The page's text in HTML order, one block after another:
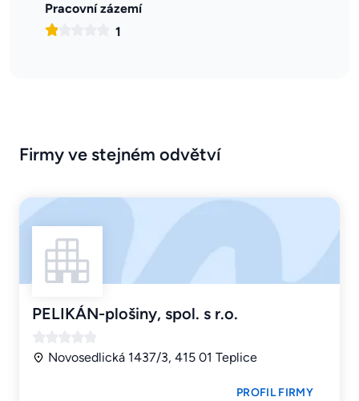
Pracovní zázemí
1
Firmy ve stejném odvětví
PELIKÁN-plošiny, spol. s r.o.
Novosedlická 1437/3, 415 01 Teplice
PROFIL FIRMY